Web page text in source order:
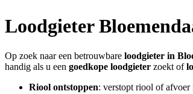
Loodgieter
Op zoek naar een betrouwbare loodgieter in
handig als u een goedkope loodgieter zoekt of
Riool ontstoppen: verstopt riool of afvoer